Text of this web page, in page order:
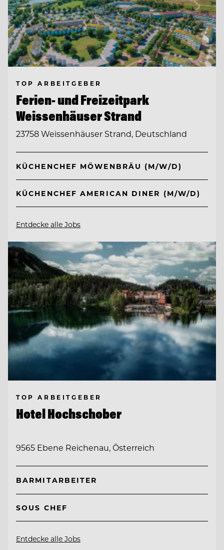
TOP ARBEITGEBER
Ferien- und Freizeitpark
Weissenhäuser Strand
23758 Weissenhäuser Strand, Deutschland
KÜCHENCHEF MÖWENBRÄU (M/W/D)
KÜCHENCHEF AMERICAN DINER (M/W/D)
Entdecke alle Jobs
TOP ARBEITGEBER
Hotel Hochschober
9565 Ebene Reichenau, Österreich
BARMITARBEITER
SOUS CHEF
Entdecke alle Jobs